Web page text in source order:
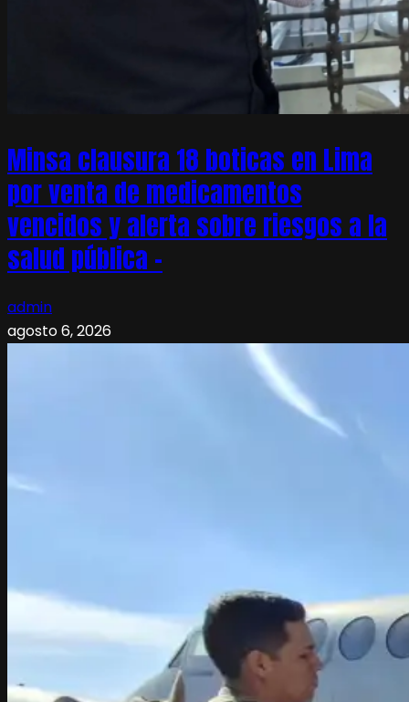
Minsa clausura 18 boticas en Lima
por venta de medicamentos
vencidos y alerta sobre riesgos a la
salud pública –
admin
agosto 6, 2026